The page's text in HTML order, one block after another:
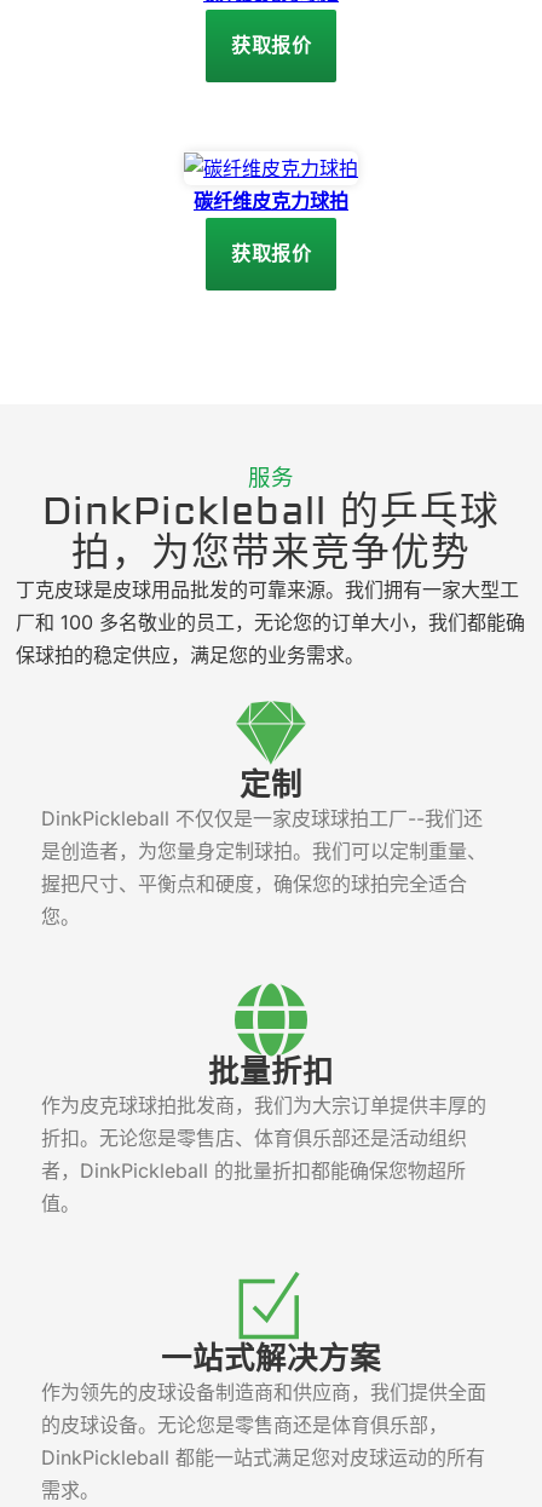
获取报价
碳纤维皮克力球拍
获取报价
服务
DinkPickleball 的乒乓球
拍，为您带来竞争优势
丁克皮球是皮球用品批发的可靠来源。我们拥有一家大型工
厂和 100 多名敬业的员工，无论您的订单大小，我们都能确
保球拍的稳定供应，满足您的业务需求。
定制
DinkPickleball 不仅仅是一家皮球球拍工厂--我们还
是创造者，为您量身定制球拍。我们可以定制重量、
握把尺寸、平衡点和硬度，确保您的球拍完全适合
您。
批量折扣
作为皮克球球拍批发商，我们为大宗订单提供丰厚的
折扣。无论您是零售店、体育俱乐部还是活动组织
者，DinkPickleball 的批量折扣都能确保您物超所
值。
一站式解决方案
作为领先的皮球设备制造商和供应商，我们提供全面
的皮球设备。无论您是零售商还是体育俱乐部，
DinkPickleball 都能一站式满足您对皮球运动的所有
需求。